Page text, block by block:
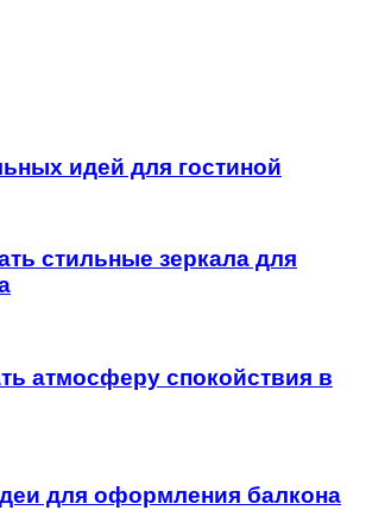
идей для гостиной
стильные зеркала для
атмосферу спокойствия в
для оформления балкона